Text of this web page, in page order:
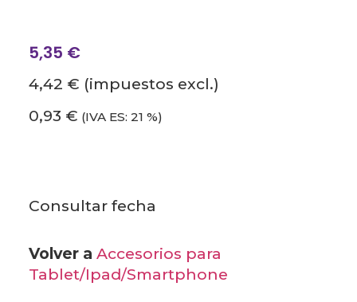
5,35 €
4,42 € (impuestos excl.)
0,93 € (IVA ES: 21 %)
Consultar fecha
Volver a Accesorios para
Tablet/Ipad/Smartphone